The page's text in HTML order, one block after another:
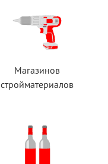
Магазинов
стройматериалов